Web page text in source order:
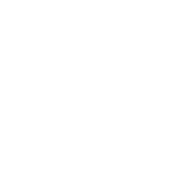
ΦΟΙΤΗΤΕΣ